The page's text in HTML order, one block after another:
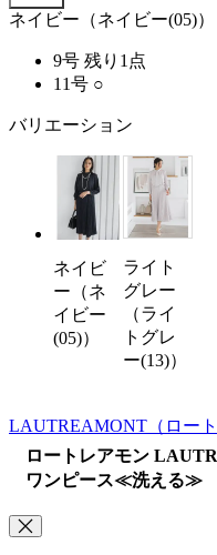
ネイビー（ネイビー(05)）
9号 残り1点
11号 ○
バリエーション
ネイビ
ー（ネ
イビー
(05)）
ライト
グレー
（ライ
トグレ
ー(13)）
LAUTREAMONT （ロー
ロートレアモン
ワンピース≪洗える≫